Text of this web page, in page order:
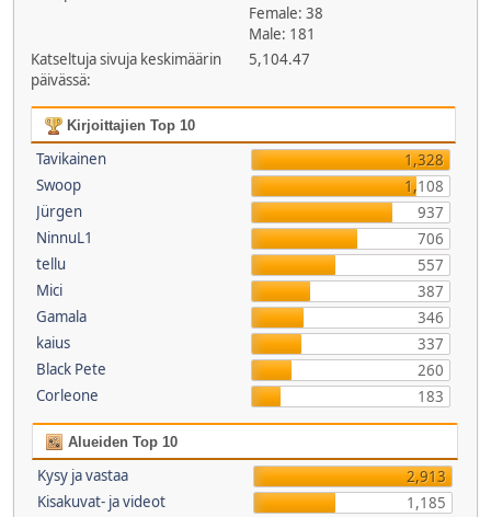
Female: 38
Male: 181
Katseltuja sivuja keskimäärin
päivässä:
5,104.47
Kirjoittajien Top 10
Tavikainen
1,328
Swoop
1,108
Jürgen
937
NinnuL1
706
tellu
557
Mici
387
Gamala
346
kaius
337
Black Pete
260
Corleone
183
Alueiden Top 10
Kysy ja vastaa
2,913
Kisakuvat- ja videot
1,185